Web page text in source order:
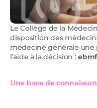
Le Collège de la
disposition des
médecine générale
l’aide à la décision :
Une base de